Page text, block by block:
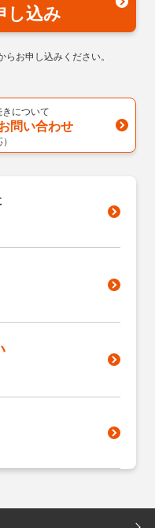
し込み
らお申し込みください。
について
問い合わせ